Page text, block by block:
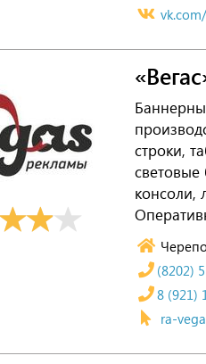
строки,
световые
консоли,
(8202)
8 (921)
ra-